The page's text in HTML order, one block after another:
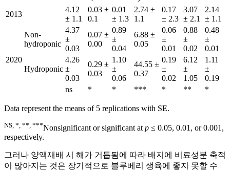
2013
4.12
± 1.1
0.03 ±
0.1
0.01
± 1.3
2.74 ±
1.1
0.17
± 2.3
3.07
± 2.1
2.14
± 1.1
2020
Non-
hydroponic
4.37
±
0.03
0.07 ±
0.00
0.89
±
0.04
6.88 ±
0.05
0.06
±
0.01
0.88
±
0.02
0.48
±
0.01
Hydroponic
4.26
±
0.03
0.29 ±
0.03
1.10
±
0.06
44.55 ±
0.37
0.19
±
0.02
6.12
±
1.05
1.11
±
0.19
ns
* * *** * ** *
Data represent the means of 5 replications with SE.
NS, *, **, ***Nonsignificant or significant at p ≤ 0.05, 0.01, or 0.001,
respectively.
그러나 양액재배 시 해가 거듭됨에 따라 배지에 비료성분 축적
이 많아지는 것은 장기적으로 블루베리 생육에 좋지 못할 수